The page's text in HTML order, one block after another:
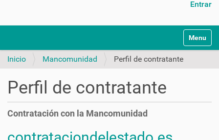
Entrar
v
Toggle
Inicio Mancomunidad Perfil de contratante
Perfil de contratante
Contratación con la Mancomunidad